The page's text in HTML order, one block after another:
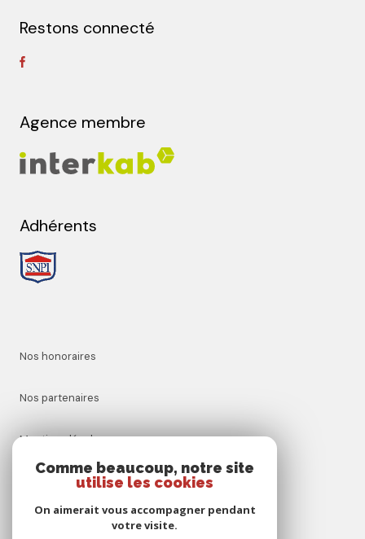
Restons connecté
Agence membre
Adhérents
Nos honoraires
Nos partenaires
Mentions légales
Comme beaucoup, notre site
utilise les cookies
On aimerait vous accompagner pendant
votre visite.